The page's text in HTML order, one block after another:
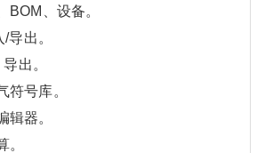
BOM、设备。
导出。
出。
符号库。
辑器。
。